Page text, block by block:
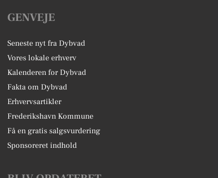
GENVEJE
Seneste nyt fra Dybvad
Vores lokale erhverv
Kalenderen for Dybvad
Fakta om Dybvad
Erhvervsartikler
Frederikshavn Kommune
Få en gratis salgsvurdering
Sponsoreret indhold